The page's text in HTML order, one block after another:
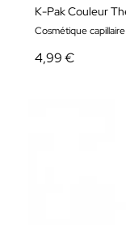
Cosmétique capillaire
4,99 €